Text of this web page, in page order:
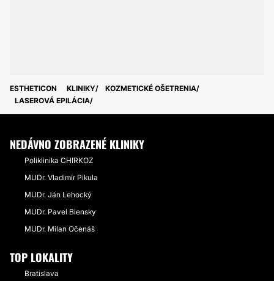
ESTHETICON KLINIKY
KOZMETICKÉ OŠETRENIA
LASEROVÁ EPILÁCIA
NEDÁVNO ZOBRAZENÉ KLINIKY
Poliklinika CHIRKOZ
MUDr. Vladimír Pikula
MUDr. Ján Lehocký
MUDr. Pavel Biensky
MUDr. Milan Očenáš
TOP LOKALITY
Bratislava